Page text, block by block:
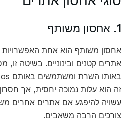
1. אחסון משותף
אחסון משותף הוא אחת האפשרויות
אתרים קטנים ובינוניים. בשיטה
זה הוא עלות נמוכה יחסית, אך
עשויה להיפגע אם אתרים אחרים
צורכים הרבה משאבים.